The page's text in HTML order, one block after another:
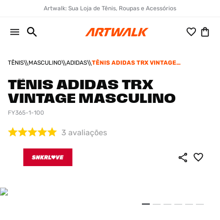
Artwalk: Sua Loja de Tênis, Roupas e Acessórios
TÊNIS MASCULINO ADIDAS
TÊNIS ADIDAS TRX VINTAGE
TÊNIS ADIDAS TRX
VINTAGE MASCULINO
FY365-1-100
3 avaliações